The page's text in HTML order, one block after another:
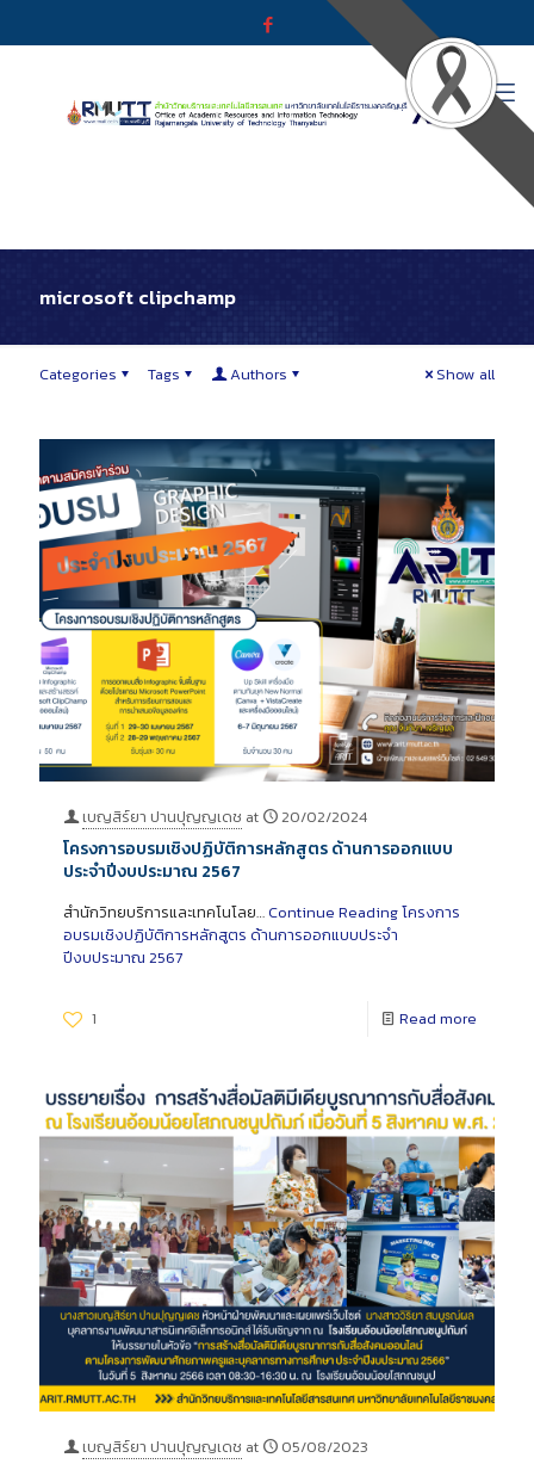
microsoft clipchamp
Categories Tags Authors Show all
เบญสิร์ยา ปานปุญญเดช at 20/02/2024
โครงการอบรมเชิงปฏิบัติการหลักสูตร ด้านการออกแบบ
ประจำปีงบประมาณ 2567
สำนักวิทยบริการและเทคโนโลย… Continue Readingโครงการ
อบรมเชิงปฏิบัติการหลักสูตร ด้านการออกแบบประจำ
ปีงบประมาณ 2567
1 Read more
เบญสิร์ยา ปานปุญญเดช at 05/08/2023